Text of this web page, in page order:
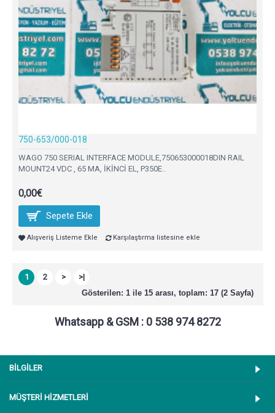
750-653/000-018
WAGO 750 SERIAL INTERFACE MODULE,750653000018DIN RAIL
MOUNT24 VDC , 65 MA, İKİNCİ EL, P350E..
0,00€
Sepete Ekle
Alışveriş Listeme Ekle Karşılaştırma listesine ekle
1 2 >
>|
Gösterilen: 1 ile 15 arası, toplam: 17 (2 Sayfa)
Whatsapp & GSM : 0 538 974 8272
BİLGİLER
MÜŞTERİ HİZMETLERİ